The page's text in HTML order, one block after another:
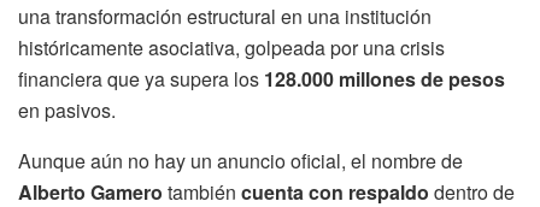
una transformación estructural en una institución
históricamente asociativa, golpeada por una crisis
financiera que ya supera los 128.000 millones de pesos
en pasivos.
Aunque aún no hay un anuncio oficial, el nombre de
Alberto Gamero también cuenta con respaldo dentro de